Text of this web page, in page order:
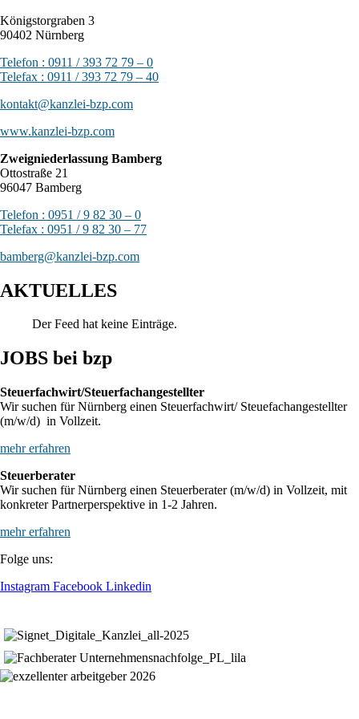
Königstorgraben 3
90402 Nürnberg
Telefon : 0911 / 393 72 79 – 0
Telefax : 0911 / 393 72 79 – 40
kontakt@kanzlei-bzp.com
www.kanzlei-bzp.com
Zweigniederlassung Bamberg
Ottostraße 21
96047 Bamberg
Telefon : 0951 / 9 82 30 – 0
Telefax : 0951 / 9 82 30 – 77
bamberg@kanzlei-bzp.com
AKTUELLES
Der Feed hat keine Einträge.
JOBS bei bzp
Steuerfachwirt/Steuerfachangestellter
Wir suchen für Nürnberg einen Steuerfachwirt/ Steuefachangestellter
(m/w/d) in Vollzeit.
mehr erfahren
Steuerberater
Wir suchen für Nürnberg einen Steuerberater (m/w/d) in Vollzeit, mit
konkreter Partnerperspektive in 1-2 Jahren.
mehr erfahren
Folge uns:
Instagram Facebook Linkedin